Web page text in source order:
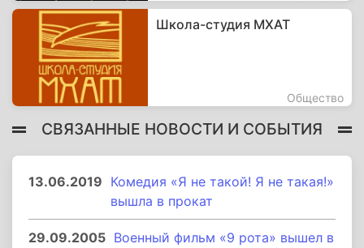
Школа-студия МХАТ
Общество
СВЯЗАННЫЕ НОВОСТИ И СОБЫТИЯ
13.06.2019 Комедия «Я не такой! Я не такая!»
вышла в прокат
29.09.2005 Военный фильм «9 рота» вышел в